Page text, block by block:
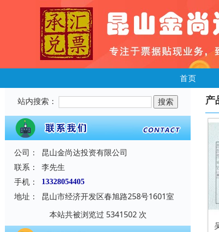
首页
站内搜索：
公司：
昆山金尚达投资有限公司
联系：
李先生
手机：
13328054405
地址：
昆山市经济开发区春旭路258号1601室
本站共被浏览过 5341502 次
产